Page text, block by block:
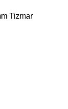
Tizmar